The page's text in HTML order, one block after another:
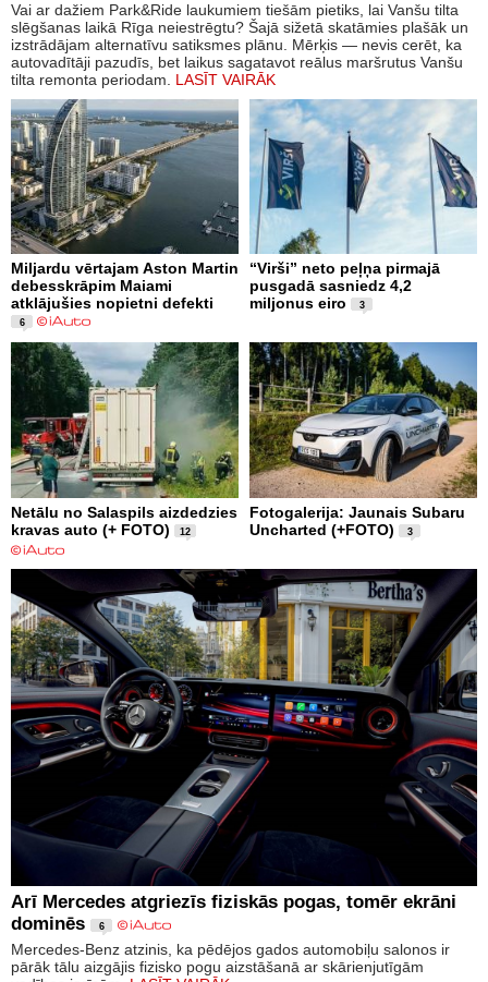
Vai ar dažiem Park&Ride laukumiem tiešām pietiks, lai Vanšu tilta
slēgšanas laikā Rīga neiestrēgtu? Šajā sižetā skatāmies plašāk un
izstrādājam alternatīvu satiksmes plānu. Mērķis — nevis cerēt, ka
autovadītāji pazudīs, bet laikus sagatavot reālus maršrutus Vanšu
tilta remonta periodam. LASĪT VAIRĀK
Miljardu vērtajam Aston Martin
debesskrāpim Maiami
atklājušies nopietni defekti
6
“Virši” neto peļņa pirmajā
pusgadā sasniedz 4,2
miljonus eiro
3
Netālu no Salaspils aizdedzies
kravas auto (+ FOTO)
12
Fotogalerija: Jaunais Subaru
Uncharted (+FOTO)
3
Arī Mercedes atgriezīs fiziskās pogas, tomēr ekrāni
dominēs
6
Mercedes-Benz atzinis, ka pēdējos gados automobiļu salonos ir
pārāk tālu aizgājis fizisko pogu aizstāšanā ar skārienjutīgām